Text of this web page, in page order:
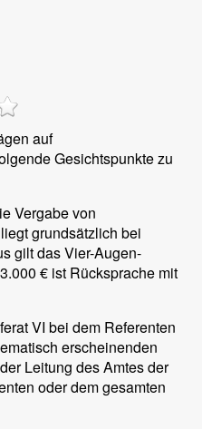
auf
Gesichtspunkte zu
Vergabe von
grundsätzlich bei
gilt das Vier-Augen-
€ ist Rücksprache mit
VI bei dem Referenten
erscheinenden
Leitung des Amtes der
oder dem gesamten